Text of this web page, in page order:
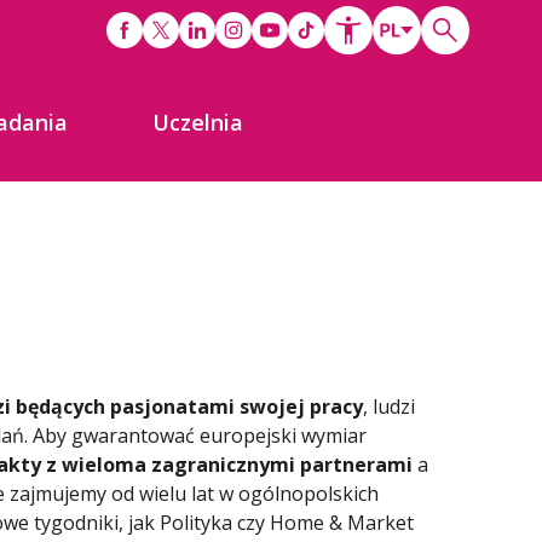
Uczelnia
będących pasjonatami swojej pracy, ludzi
Aby gwarantować europejski wymiar
z wieloma zagranicznymi partnerami a
zajmujemy od wielu lat w ogólnopolskich
tygodniki, jak Polityka czy Home & Market